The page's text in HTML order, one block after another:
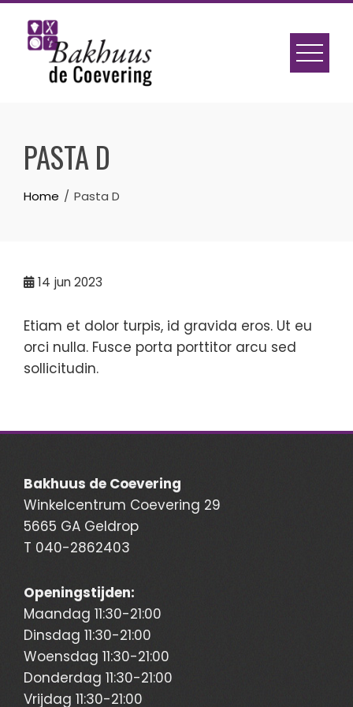
Skip
content
PASTA D
Home Pasta D
14 jun 2023
Etiam et dolor turpis, id gravida eros. Ut eu
orci nulla. Fusce porta porttitor arcu sed
sollicitudin.
Bakhuus de Coevering
Winkelcentrum Coevering 29
5665 GA Geldrop
T 040-2862403
Openingstijden:
Maandag 11:30-21:00
Dinsdag 11:30-21:00
Woensdag 11:30-21:00
Donderdag 11:30-21:00
Vrijdag 11:30-21:00